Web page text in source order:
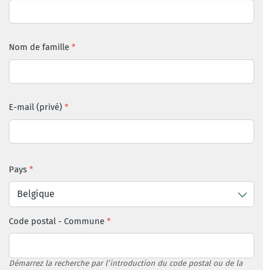
Nom de famille
E-mail (privé)
Pays
Belgique
Code postal - Commune
Démarrez la recherche par l’introduction du code postal ou de la